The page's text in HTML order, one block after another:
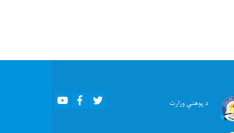
د پوهنېوزارت Youtube Facebook